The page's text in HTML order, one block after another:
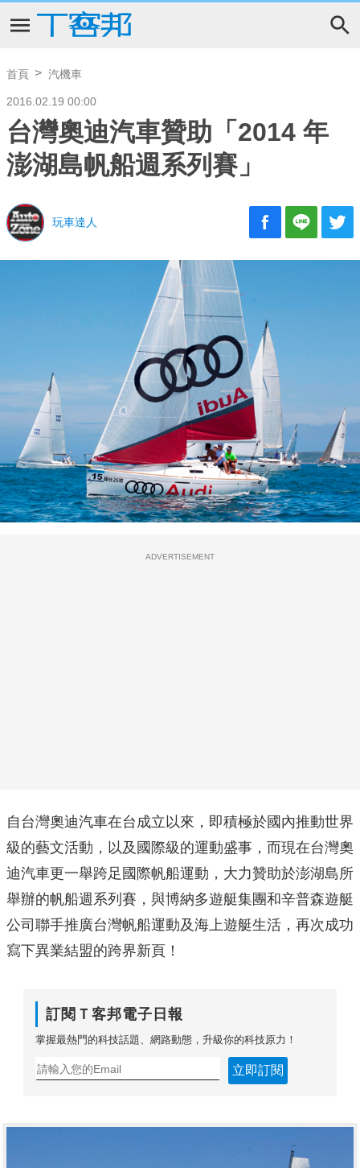
首頁 汽機車
2016.02.19 00:00
台灣奧迪汽車贊助「2014 年
澎湖島帆船週系列賽」
玩車達人
ADVERTISEMENT
自台灣奧迪汽車在台成立以來，即積極於國內推動世界
級的藝文活動，以及國際級的運動盛事，而現在台灣奧
迪汽車更一舉跨足國際帆船運動，大力贊助於澎湖島所
舉辦的帆船週系列賽，與博納多遊艇集團和辛普森遊艇
公司聯手推廣台灣帆船運動及海上遊艇生活，再次成功
寫下異業結盟的跨界新頁！
訂閱Ｔ客邦電子日報
掌握最熱門的科技話題、網路動態，升級你的科技原力！
立即訂閱